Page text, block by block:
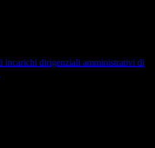
incarichi dirigenziali amministrativi di